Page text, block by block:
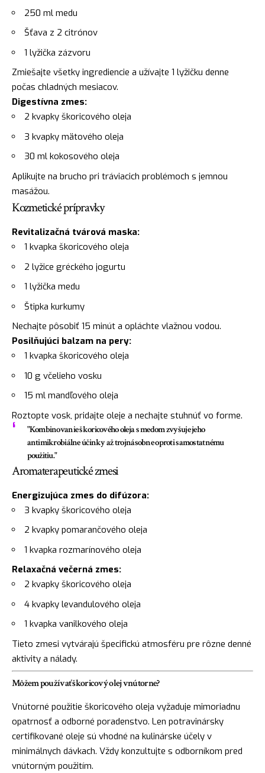
250 ml medu
Šťava z 2 citrónov
1 lyžička zázvoru
Zmiešajte všetky ingrediencie a užívajte 1 lyžičku denne
počas chladných mesiacov.
Digestívna zmes:
2 kvapky škoricového oleja
3 kvapky mätového oleja
30 ml kokosového oleja
Aplikujte na brucho pri tráviacich problémoch s jemnou
masážou.
Kozmetické prípravky
Revitalizačná tvárová maska:
1 kvapka škoricového oleja
2 lyžice gréckého jogurtu
1 lyžička medu
Štipka kurkumy
Nechajte pôsobiť 15 minút a opláchte vlažnou vodou.
Posilňujúci balzam na pery:
1 kvapka škoricového oleja
10 g včelieho vosku
15 ml mandľového oleja
Roztopte vosk, pridajte oleje a nechajte stuhnúť vo forme.
"Kombinovanie škoricového oleja s medom zvyšuje jeho
antimikrobiálne účinky až trojnásobne oproti samostatnému
použitiu."
Aromaterapeutické zmesi
Energizujúca zmes do difúzora:
3 kvapky škoricového oleja
2 kvapky pomarančového oleja
1 kvapka rozmarínového oleja
Relaxačná večerná zmes:
2 kvapky škoricového oleja
4 kvapky levandulového oleja
1 kvapka vanilkového oleja
Tieto zmesi vytvárajú špecifickú atmosféru pre rôzne denné
aktivity a nálady.
Môžem používať škoricový olej vnútorne?
Vnútorné použitie škoricového oleja vyžaduje mimoriadnu
opatrnosť a odborné poradenstvo. Len potravinársky
certifikované oleje sú vhodné na kulinárske účely v
minimálnych dávkach. Vždy konzultujte s odborníkom pred
vnútorným použitím.